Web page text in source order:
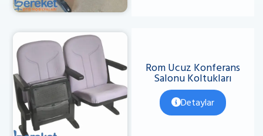
Rom Ucuz Konferans
Salonu Koltukları
Detaylar